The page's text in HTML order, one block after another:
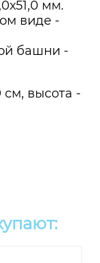
мм.
виде -
башни -
высота -